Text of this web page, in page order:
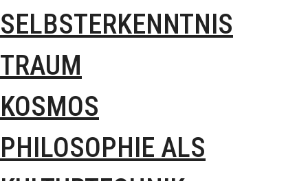
SELBSTERKENNTNIS
TRAUM
KOSMOS
PHILOSOPHIE ALS